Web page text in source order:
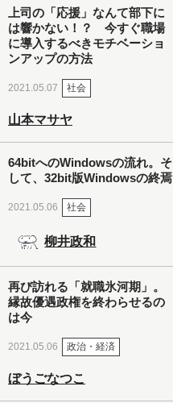
上司の「応援」なんて部下に
は響かない！？ 今すぐ職場
に導入するべきモチベーショ
ンアップの方法
2021.05.07 社会
山本マサヤ
64bitへのWindowsの流れ。そ
して、32bit版Windowsの終焉
2021.05.06 社会
柳井政和
再び訪れる「就職氷河期」。
縁故優遇政権を終わらせるの
は今
2021.05.06 政治・経済
ぼうごなつこ